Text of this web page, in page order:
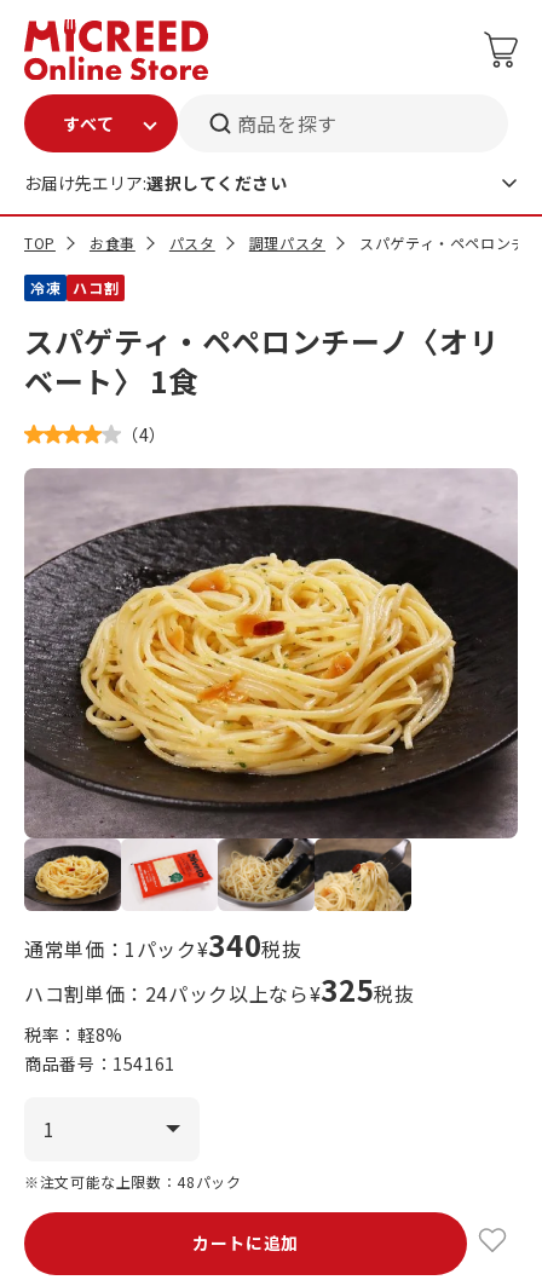
商品を探す
お届け先エリア:選択してください
TOP お食事 パスタ 調理パスタ スパゲティ・ペペロンチ
冷凍 ハコ割
スパゲティ・ペペロンチーノ〈オリ
ベート〉 1食
（4）
通常単価：1パック¥340税抜
ハコ割単価：24パック以上なら¥325税抜
税率：軽8%
商品番号： 154161
※注文可能な上限数：48パック
カートに追加